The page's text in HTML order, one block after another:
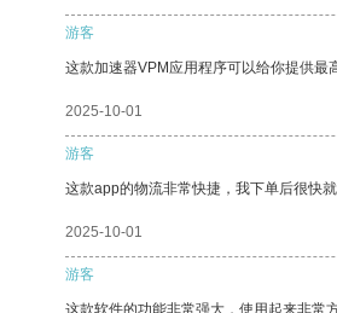
游客
这款加速器VPM应用程序可以给你提供最
2025-10-01
游客
这款app的物流非常快捷，我下单后很快就
2025-10-01
游客
这款软件的功能非常强大，使用起来非常方